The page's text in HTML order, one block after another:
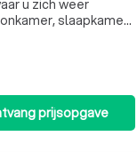
u zich weer
slaapkamer
prijsopgave